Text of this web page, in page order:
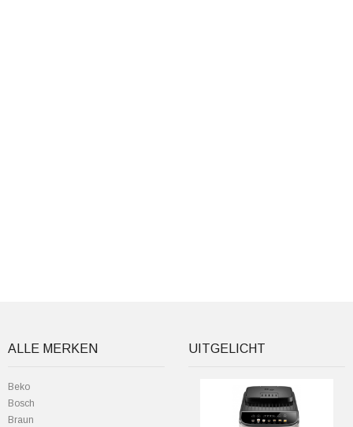
ALLE MERKEN
Beko
Bosch
Braun
UITGELICHT